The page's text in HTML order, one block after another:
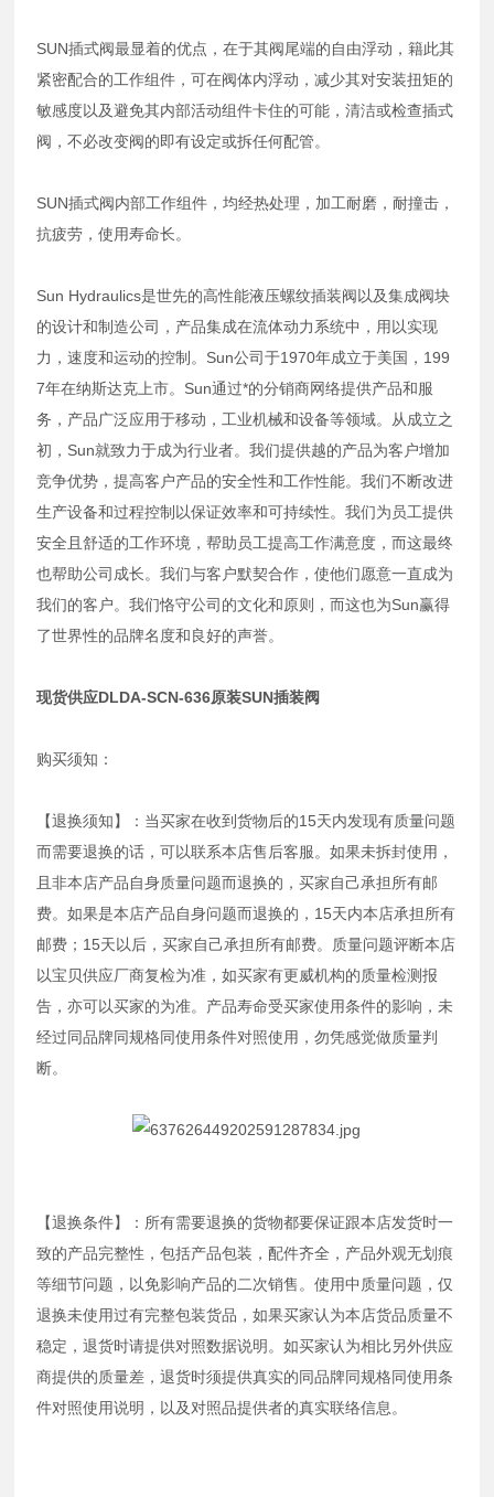
SUN插式阀最显着的优点，在于其阀尾端的自由浮动，籍此其
紧密配合的工作组件，可在阀体内浮动，减少其对安装扭矩的
敏感度以及避免其内部活动组件卡住的可能，清洁或检查插式
阀，不必改变阀的即有设定或拆任何配管。
SUN插式阀内部工作组件，均经热处理，加工耐磨，耐撞击，
抗疲劳，使用寿命长。
Sun Hydraulics是世先的高性能液压螺纹插装阀以及集成阀块
的设计和制造公司，产品集成在流体动力系统中，用以实现
力，速度和运动的控制。Sun公司于1970年成立于美国，199
7年在纳斯达克上市。Sun通过*的分销商网络提供产品和服
务，产品广泛应用于移动，工业机械和设备等领域。从成立之
初，Sun就致力于成为行业者。我们提供越的产品为客户增加
竞争优势，提高客户产品的安全性和工作性能。我们不断改进
生产设备和过程控制以保证效率和可持续性。我们为员工提供
安全且舒适的工作环境，帮助员工提高工作满意度，而这最终
也帮助公司成长。我们与客户默契合作，使他们愿意一直成为
我们的客户。我们恪守公司的文化和原则，而这也为Sun赢得
了世界性的品牌名度和良好的声誉。
现货供应DLDA-SCN-636原装SUN插装阀
购买须知：
【退换须知】：当买家在收到货物后的15天内发现有质量问题
而需要退换的话，可以联系本店售后客服。如果未拆封使用，
且非本店产品自身质量问题而退换的，买家自己承担所有邮
费。如果是本店产品自身问题而退换的，15天内本店承担所有
邮费；15天以后，买家自己承担所有邮费。质量问题评断本店
以宝贝供应厂商复检为准，如买家有更威机构的质量检测报
告，亦可以买家的为准。产品寿命受买家使用条件的影响，未
经过同品牌同规格同使用条件对照使用，勿凭感觉做质量判
断。
【退换条件】：所有需要退换的货物都要保证跟本店发货时一
致的产品完整性，包括产品包装，配件齐全，产品外观无划痕
等细节问题，以免影响产品的二次销售。使用中质量问题，仅
退换未使用过有完整包装货品，如果买家认为本店货品质量不
稳定，退货时请提供对照数据说明。如买家认为相比另外供应
商提供的质量差，退货时须提供真实的同品牌同规格同使用条
件对照使用说明，以及对照品提供者的真实联络信息。